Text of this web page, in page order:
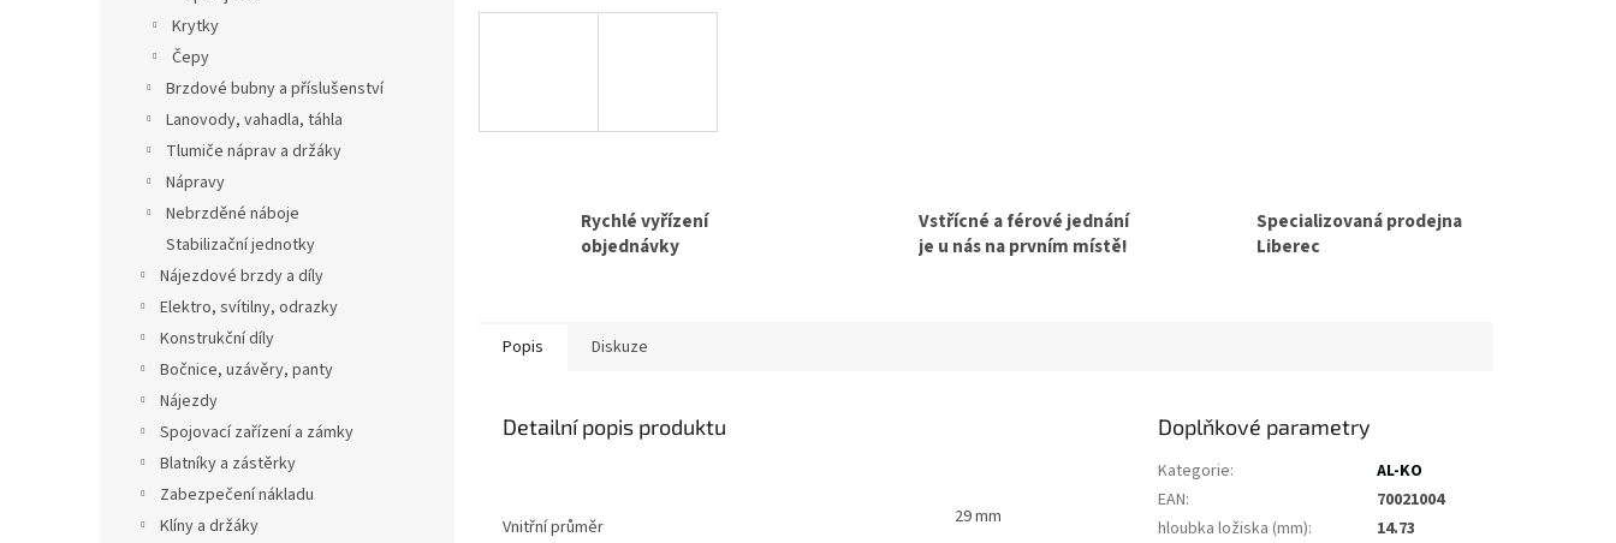
Krytky
Čepy
Brzdové bubny a příslušenství
Lanovody, vahadla, táhla
Tlumiče náprav a držáky
Nápravy
Nebrzděné náboje
Stabilizační jednotky
Nájezdové brzdy a díly
Elektro, svítilny, odrazky
Konstrukční díly
Bočnice, uzávěry, panty
Nájezdy
Spojovací zařízení a zámky
Blatníky a zástěrky
Zabezpečení nákladu
Klíny a držáky
Rychlé vyřízení
objednávky
Vstřícné a férové jednání
je u nás na prvním místě!
Specializovaná prodejna
Liberec
Popis Diskuze
Detailní popis produktu
Vnitřní průměr
29 mm
Doplňkové parametry
Kategorie:
AL-KO
EAN:
70021004
hloubka ložiska (mm):
14.73